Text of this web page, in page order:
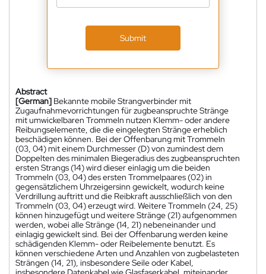
Submit
Abstract
[German] Bekannte mobile Strangverbinder mit
Zugaufnahmevorrichtungen für zugbeanspruchte Stränge
mit umwickelbaren Trommeln nutzen Klemm- oder andere
Reibungselemente, die die eingelegten Stränge erheblich
beschädigen können. Bei der Offenbarung mit Trommeln
(03, 04) mit einem Durchmesser (D) von zumindest dem
Doppelten des minimalen Biegeradius des zugbeanspruchten
ersten Strangs (14) wird dieser einlagig um die beiden
Trommeln (03, 04) des ersten Trommelpaares (02) in
gegensätzlichem Uhrzeigersinn gewickelt, wodurch keine
Verdrillung auftritt und die Reibkraft ausschließlich von den
Trommeln (03, 04) erzeugt wird. Weitere Trommeln (24, 25)
können hinzugefügt und weitere Stränge (21) aufgenommen
werden, wobei alle Stränge (14, 21) nebeneinander und
einlagig gewickelt sind. Bei der Offenbarung werden keine
schädigenden Klemm- oder Reibelemente benutzt. Es
können verschiedene Arten und Anzahlen von zugbelasteten
Strängen (14, 21), insbesondere Seile oder Kabel,